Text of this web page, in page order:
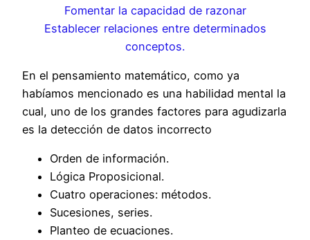
Fomentar la capacidad de razonar
Establecer relaciones entre determinados
conceptos.
En el pensamiento matemático, como ya
habíamos mencionado es una habilidad mental la
cual, uno de los grandes factores para agudizarla
es la detección de datos incorrecto
Orden de información.
Lógica Proposicional.
Cuatro operaciones: métodos.
Sucesiones, series.
Planteo de ecuaciones.